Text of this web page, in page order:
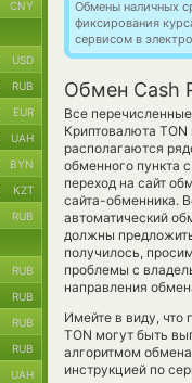
Обмены наличных
фиксирования
сервисом в
Обмен Cash
Все
Криптовалюта
располагаются
обменного пункта
переход на сайт
сайта-обменника.
автоматический
должны
получилось,
проблемы с
направления
Имейте в виду, что
TON могут быть
алгоритмом обмена
инструкцией по
CNY
USD
RUB
EUR
UAH
BYN
KZT
RUB
RUB
RUB
RUB
RUB
UAH